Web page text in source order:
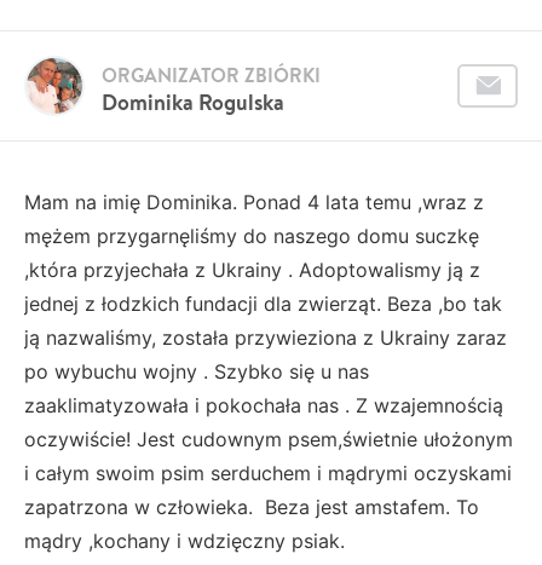
Dominika Rogulska
ORGANIZATOR ZBIÓRKI
Mam na imię Dominika. Ponad 4 lata temu ,wraz z
mężem przygarnęliśmy do naszego domu suczkę
,która przyjechała z Ukrainy . Adoptowalismy ją z
jednej z łodzkich fundacji dla zwierząt. Beza ,bo tak
ją nazwaliśmy, została przywieziona z Ukrainy zaraz
po wybuchu wojny . Szybko się u nas
zaaklimatyzowała i pokochała nas . Z wzajemnością
oczywiście! Jest cudownym psem,świetnie ułożonym
i całym swoim psim serduchem i mądrymi oczyskami
zapatrzona w człowieka. Beza jest amstafem. To
mądry ,kochany i wdzięczny psiak.